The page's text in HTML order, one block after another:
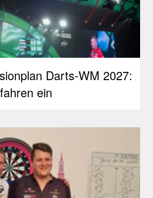
Darts-WM 2027:
ein